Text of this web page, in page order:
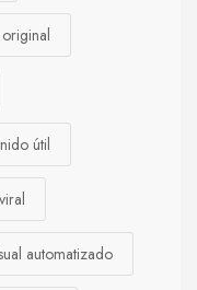
útil
automatizado